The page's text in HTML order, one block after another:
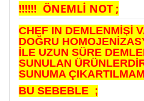
!!!!!! ÖNEMLİ NOT ;
CHEF IN DEMLENMİŞİ
DOĞRU
İLE UZUN SÜRE
SUNULAN
SUNUMA
BU SEBEBLE ;